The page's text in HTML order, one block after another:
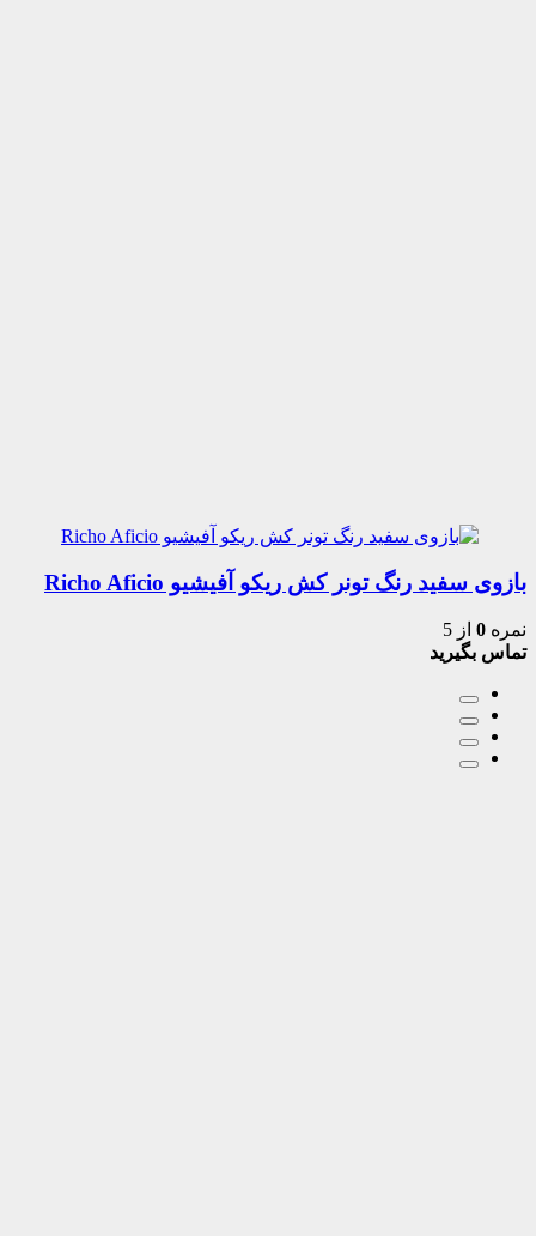
بازوی سفید رنگ تونر کش ریکو آفیشیو Richo Aficio
نمره 0 از 5
تماس بگیرید